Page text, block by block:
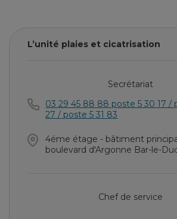
L’unité plaies et cicatrisation
Secrétariat
03 29 45 88 88 poste 5 30 17 /
27 / poste 5 31 83
4éme étage - bâtiment
boulevard d'Argonne Bar-le-
Chef de service